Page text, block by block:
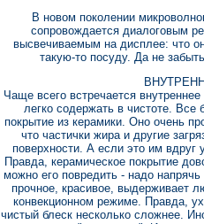
В новом поколении
сопровождается диалоговым
высвечиваемым на дисплее: что
такую-то посуду. Да не
Чаще всего встречается
легко содержать в чистоте. Все
покрытие из керамики. Оно очень
что частички жира и другие
поверхности. А если это им вдруг
Правда, керамическое покрытие
можно его повредить - надо
прочное, красивое, выдерживает
конвекционном режиме. Правда,
чистый блеск несколько сложнее.